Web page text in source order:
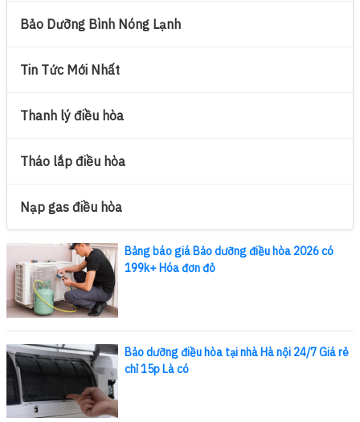
Bảo Dưỡng Bình Nóng Lạnh
Tin Tức Mới Nhất
Thanh lý điều hòa
Tháo lắp điều hòa
Nạp gas điều hòa
Bảng báo giá Bảo dưỡng điều hòa 2026 có
199k+ Hóa đơn đỏ
Bảo dưỡng điều hòa tại nhà Hà nội 24/7 Giá rẻ
chỉ 15p Là có